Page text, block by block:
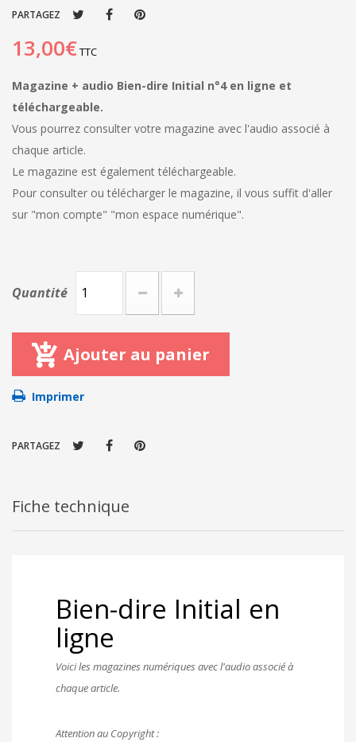
PARTAGEZ
13,00€TTC
Magazine + audio Bien-dire Initial n°4 en ligne et
téléchargeable.
Vous pourrez consulter votre magazine avec l'audio associé à
chaque article.
Le magazine est également téléchargeable.
Pour consulter ou télécharger le magazine, il vous suffit d'aller
sur "mon compte" "mon espace numérique".
Quantité
Ajouter au panier
Imprimer
PARTAGEZ
Fiche technique
Bien-dire Initial en
ligne
Voici les magazines numériques avec l'audio associé à
chaque article.
Attention au Copyright :